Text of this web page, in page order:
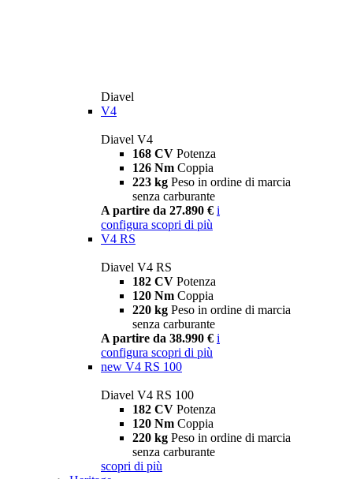
Diavel
V4
Diavel V4
168 CV Potenza
126 Nm Coppia
223 kg Peso in ordine di marcia
senza carburante
A partire da 27.890 € i
configura scopri di più
V4 RS
Diavel V4 RS
182 CV Potenza
120 Nm Coppia
220 kg Peso in ordine di marcia
senza carburante
A partire da 38.990 € i
configura scopri di più
new V4 RS 100
Diavel V4 RS 100
182 CV Potenza
120 Nm Coppia
220 kg Peso in ordine di marcia
senza carburante
scopri di più